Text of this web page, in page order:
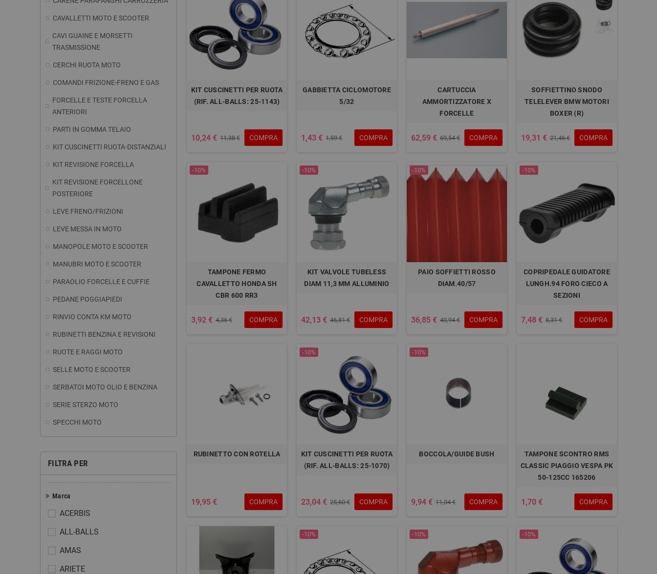
CAVALLETTI MOTO E SCOOTER
CAVI GUAINE E MORSETTI
TRASMISSIONE
CERCHI RUOTA MOTO
COMANDI FRIZIONE-FRENO E GAS
FORCELLE E TESTE FORCELLA
ANTERIORI
PARTI IN GOMMA TELAIO
KIT CUSCINETTI RUOTA-DISTANZIALI
KIT REVISIONE FORCELLA
KIT REVISIONE FORCELLONE
POSTERIORE
LEVE FRENO/FRIZIONI
LEVE MESSA IN MOTO
MANOPOLE MOTO E SCOOTER
MANUBRI MOTO E SCOOTER
PARAOLIO FORCELLE E CUFFIE
PEDANE POGGIAPIEDI
RINVIO CONTA KM MOTO
RUBINETTI BENZINA E REVISIONI
RUOTE E RAGGI MOTO
SELLE MOTO E SCOOTER
SERBATOI MOTO OLIO E BENZINA
SERIE STERZO MOTO
SPECCHI MOTO
FILTRA PER
Marca
ACERBIS
ALL-BALLS
AMAS
ARIETE
KIT CUSCINETTI PER RUOTA
(RIF. ALL-BALLS: 25-1143)
10,24 € 11,38 € COMPRA
GABBIETTA CICLOMOTORE
5/32
1,43 € 1,59 € COMPRA
CARTUCCIA
AMMORTIZZATORE X
FORCELLE
62,59 € 69,54 € COMPRA
SOFFIETTINO SNODO
TELELEVER BMW MOTORI
BOXER (R)
19,31 € 21,46 € COMPRA
-10%
TAMPONE FERMO
CAVALLETTO HONDA SH
CBR 600 RR3
3,92 € 4,36 € COMPRA
-10%
KIT VALVOLE TUBELESS
DIAM 11,3 MM ALLUMINIO
42,13 € 46,81 € COMPRA
-10%
PAIO SOFFIETTI ROSSO
DIAM.40/57
36,85 € 40,94 € COMPRA
-10%
COPRIPEDALE GUIDATORE
LUNGH.94 FORO CIECO A
SEZIONI
7,48 € 8,31 € COMPRA
RUBINETTO CON ROTELLA
19,95 € COMPRA
-10%
KIT CUSCINETTI PER RUOTA
(RIF. ALL-BALLS: 25-1070)
23,04 € 25,60 € COMPRA
-10%
BOCCOLA/GUIDE BUSH
9,94 € 11,04 € COMPRA
TAMPONE SCONTRO RMS
CLASSIC PIAGGIO VESPA PK
50-125CC 165206
1,70 € COMPRA
-10% -10% -10%